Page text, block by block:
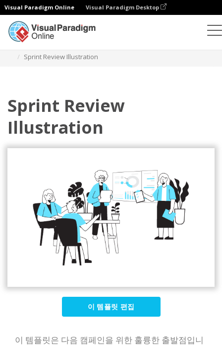
Visual Paradigm Online Visual Paradigm Desktop
Sprint Review Illustration
Sprint Review
Illustration
이 템플릿 편집
이 템플릿은 다음 캠페인을 위한 훌륭한 출발점입니